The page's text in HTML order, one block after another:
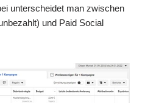
unterscheidet man zwischen
und Paid Social